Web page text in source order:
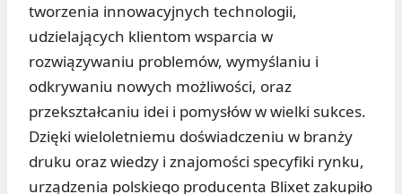
tworzenia innowacyjnych technologii,
udzielających klientom wsparcia w
rozwiązywaniu problemów, wymyślaniu i
odkrywaniu nowych możliwości, oraz
przekształcaniu idei i pomysłów w wielki sukces.
Dzięki wieloletniemu doświadczeniu w branży
druku oraz wiedzy i znajomości specyfiki rynku,
urządzenia polskiego producenta Blixet zakupiło